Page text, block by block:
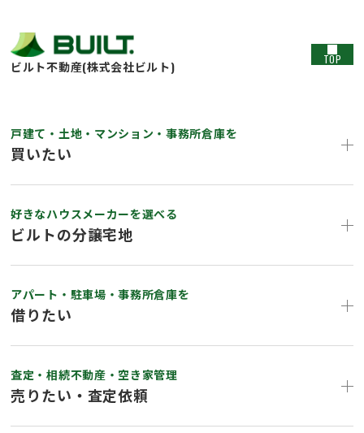
ビルト不動産(株式会社ビルト) TOP
戸建て・土地・マンション・事務所倉庫を
買いたい
好きなハウスメーカーを選べる
ビルトの分譲宅地
アパート・駐車場・事務所倉庫を
借りたい
査定・相続不動産・空き家管理
売りたい・査定依頼